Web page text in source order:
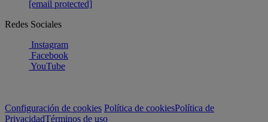
[email protected]
Redes Sociales
Instagram
Facebook
YouTube
Configuración de cookies Política de cookiesPolítica de
PrivacidadTérminos de uso